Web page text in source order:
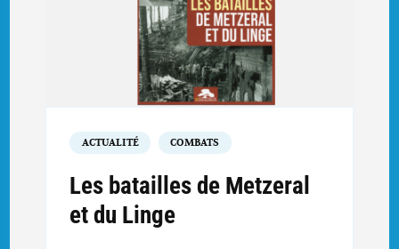
ACTUALITÉ COMBATS
Les batailles de Metzeral
et du Linge